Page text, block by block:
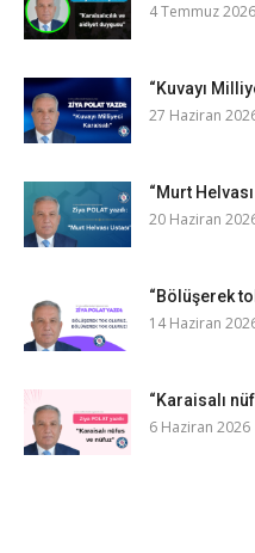
4 Temmuz 2026
“Kuvayı
27 Haziran
“Murt Helvası
20 Haziran
“Bölüşerek
14 Haziran
“Karaisalı
6 Haziran 2026